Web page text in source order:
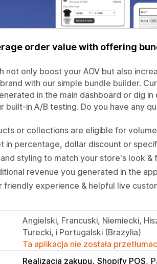
order value with offering
not only boost your AOV but also
with our simple bundle builder.
in the main dashboard or dig
built-in A/B testing. Do you have any
or collections are eligible for
in percentage, dollar discount or
styling to match your store's look &
revenue you generated in the
friendly experience & helpful live
Angielski, Francuski, Niemiecki,
Turecki, i Portugalski (Brazylia)
Ta aplikacja nie została
Realizacja zakupu Shopify POS